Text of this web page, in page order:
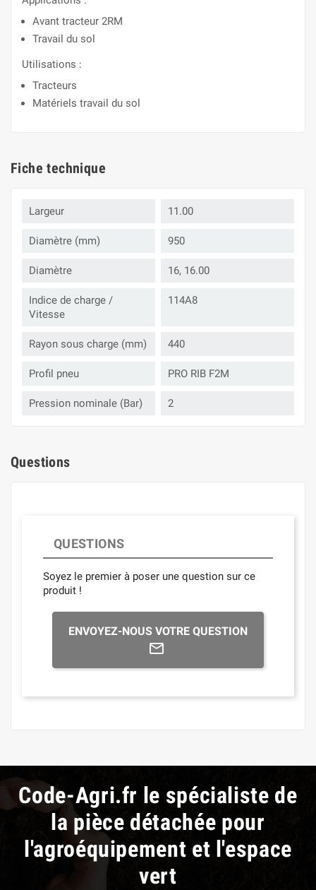
Avant tracteur 2RM
Travail du sol
Utilisations :
Tracteurs
Matériels travail du sol
Fiche technique
Largeur 11.00
Diamètre (mm) 950
Diamètre 16, 16.00
Indice de charge /
Vitesse
114A8
Rayon sous charge (mm) 440
Profil pneu PRO RIB F2M
Pression nominale (Bar) 2
Questions
QUESTIONS
Soyez le premier à poser une question sur ce
produit !
ENVOYEZ-NOUS VOTRE QUESTION
Code-Agri.fr le spécialiste de
la pièce détachée pour
l'agroéquipement et l'espace
vert